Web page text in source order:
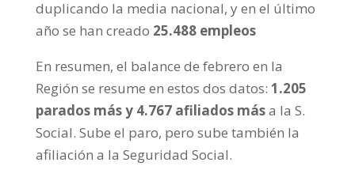
duplicando la media nacional, y en el último
año se han creado 25.488 empleos
En resumen, el balance de febrero en la
Región se resume en estos dos datos: 1.205
parados más y 4.767 afiliados mása la S.
Social. Sube el paro, pero sube también la
afiliación a la Seguridad Social.